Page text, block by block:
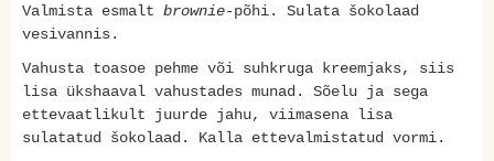
Valmista esmalt brownie-põhi. Sulata šokolaad
vesivannis.
Vahusta toasoe pehme või suhkruga kreemjaks, siis
lisa ükshaaval vahustades munad. Sõelu ja sega
ettevaatlikult juurde jahu, viimasena lisa
sulatatud šokolaad. Kalla ettevalmistatud vormi.